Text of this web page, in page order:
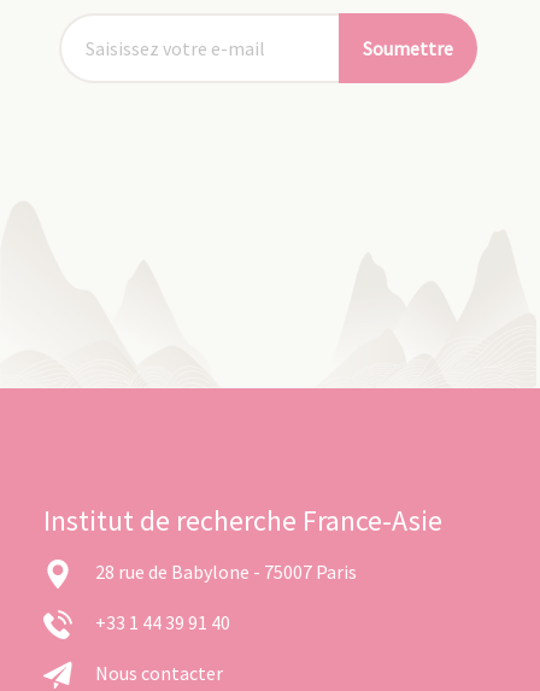
Soumettre
Institut de recherche France-Asie
28 rue de Babylone - 75007 Paris
+33 1 44 39 91 40
Nous contacter